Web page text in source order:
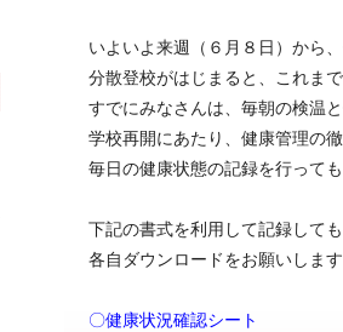
いよいよ来週（６月８日）から
分散登校がはじまると、これま
すでにみなさんは、毎朝の検温
学校再開にあたり、健康管理の
毎日の健康状態の記録を行って
下記の書式を利用して記録して
各自ダウンロードをお願いします
〇健康状況確認シート